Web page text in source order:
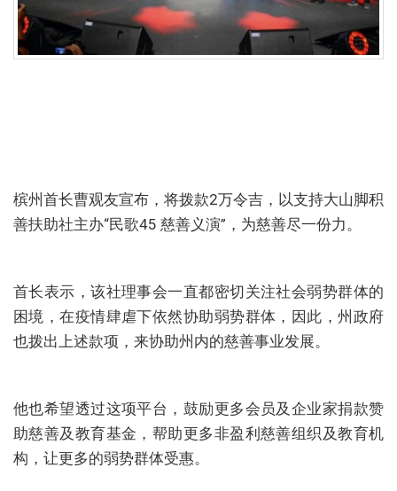
槟州首长曹观友宣布，将拨款2万令吉，以支持大山脚积
善扶助社主办“民歌45 慈善义演”，为慈善尽一份力。
首长表示，该社理事会一直都密切关注社会弱势群体的
困境，在疫情肆虐下依然协助弱势群体，因此，州政府
也拨出上述款项，来协助州内的慈善事业发展。
他也希望透过这项平台，鼓励更多会员及企业家捐款赞
助慈善及教育基金，帮助更多非盈利慈善组织及教育机
构，让更多的弱势群体受惠。